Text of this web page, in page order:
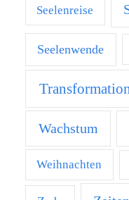
Seelenreise
Seelenwende
Transformation
Wachstum
Weihnachten